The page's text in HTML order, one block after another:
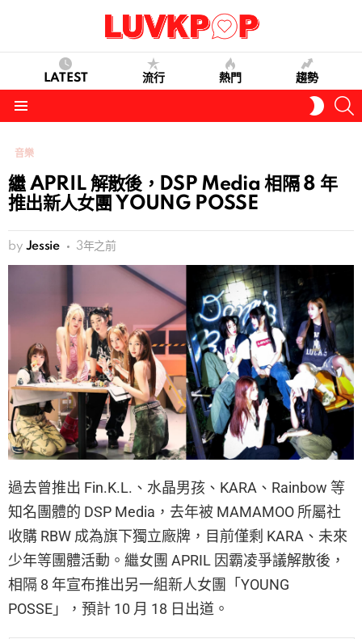
LATEST 流行 熱門 趨勢
SKIN
音樂
繼 APRIL 解散後，DSP Media 相隔 8 年
推出新人女團 YOUNG POSSE
by Jessie 3年之前
過去曾推出 Fin.K.L.、水晶男孩、KARA、Rainbow 等
知名團體的 DSP Media，去年被 MAMAMOO 所屬社
收購 RBW 成為旗下獨立廠牌，目前僅剩 KARA、未來
少年等團體活動。繼女團 APRIL 因霸凌爭議解散後，
相隔 8 年宣布推出另一組新人女團「YOUNG
POSSE」，預計 10 月 18 日出道。